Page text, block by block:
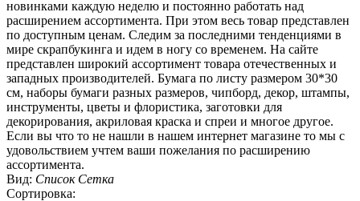
новинками каждую неделю и постоянно работать над
расширением ассортимента. При этом весь товар представлен
по доступным ценам. Следим за последними тенденциями в
мире скрапбукинга и идем в ногу со временем. На сайте
представлен широкий ассортимент товара отечественных и
западных производителей. Бумага по листу размером 30*30
см, наборы бумаги разных размеров, чипборд, декор, штампы,
инструменты, цветы и флористика, заготовки для
декорирования, акриловая краска и спреи и многое другое.
Если вы что то не нашли в нашем интернет магазине то мы с
удовольствием учтем ваши пожелания по расширению
ассортимента.
Вид: Список Сетка
Сортировка: